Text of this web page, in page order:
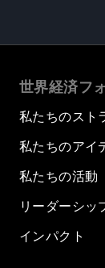
世界経済フ
私たちのスト
私たちのアイ
私たちの活動
リーダーシッ
インパクト